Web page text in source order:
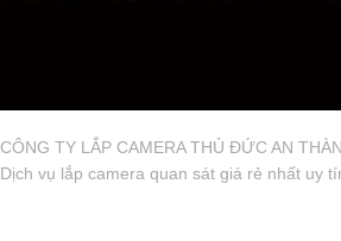
CÔNG TY LẮP CAMERA THỦ ĐỨC AN
Dịch vụ lắp camera quan sát giá rẻ nhất uy